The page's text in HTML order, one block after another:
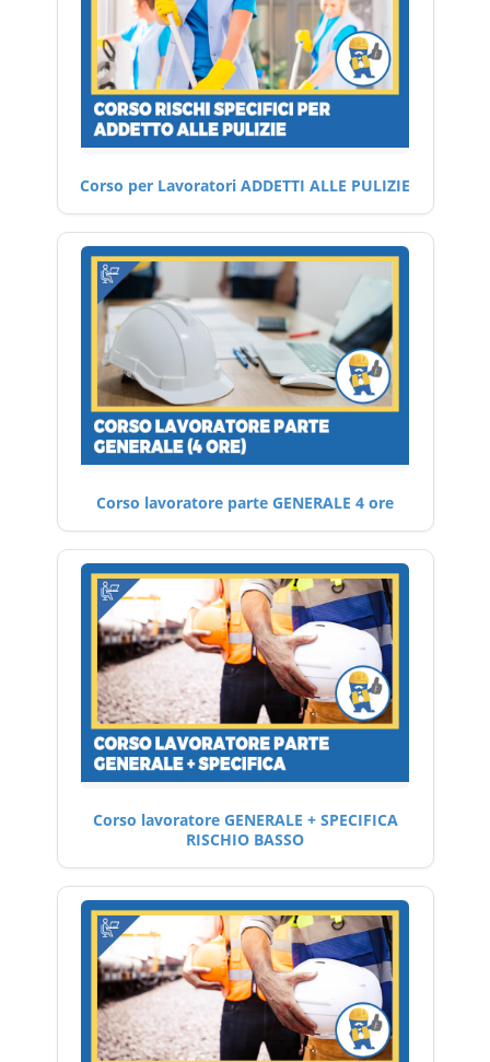
Corso per Lavoratori ADDETTI ALLE PULIZIE
Corso lavoratore parte GENERALE 4 ore
Corso lavoratore GENERALE + SPECIFICA
RISCHIO BASSO